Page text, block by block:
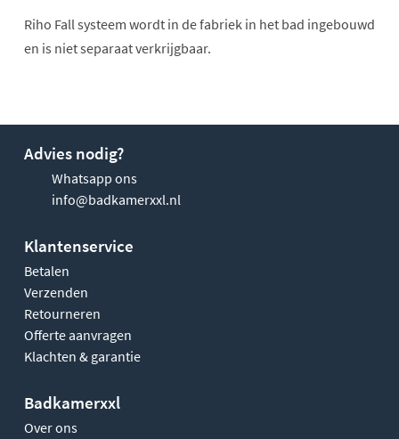
Riho Fall systeem wordt in de fabriek in het bad ingebouwd
en is niet separaat verkrijgbaar.
Advies nodig?
Whatsapp ons
info@badkamerxxl.nl
Klantenservice
Betalen
Verzenden
Retourneren
Offerte aanvragen
Klachten & garantie
Badkamerxxl
Over ons